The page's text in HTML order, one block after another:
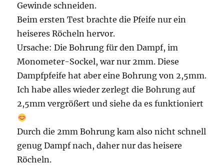
Gewinde schneiden.
Beim ersten Test brachte die Pfeife nur ein
heiseres Röcheln hervor.
Ursache: Die Bohrung für den Dampf, im
Monometer-Sockel, war nur 2mm. Diese
Dampfpfeife hat aber eine Bohrung von 2,5mm.
Ich habe alles wieder zerlegt die Bohrung auf
2,5mm vergrößert und siehe da es funktioniert
Durch die 2mm Bohrung kam also nicht schnell
genug Dampf nach, daher nur das heisere
Röcheln.